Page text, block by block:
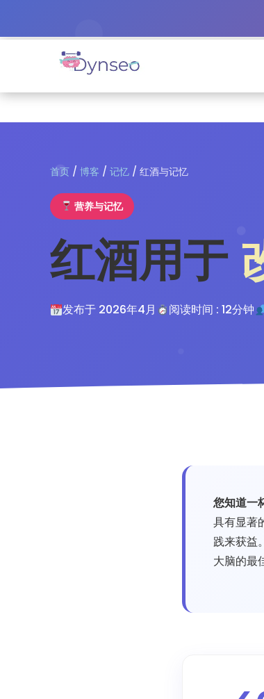
首页 / 博客 / 记忆 / 红酒与记忆
营养与记忆
红酒用于
发布于 2026年4月 阅读时间 : 12分钟
您知道一
具有显著
践来获益
大脑的最